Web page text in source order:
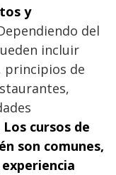
y
del
incluir
principios de
Los cursos de
son comunes,